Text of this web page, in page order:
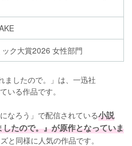
ック大賞2026 女性部門
ましたので。」は、一迅社
いる作品です。
なろう」で配信されている小説
たので。』が原作となっていま
と同様に人気の作品です。